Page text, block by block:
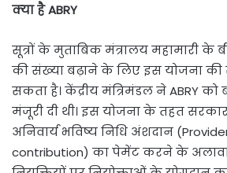
क्‍या है ABRY
सूत्रों के मुताबिक मंत्रालय महामारी के
की संख्‍या बढ़ाने के लिए इस योजना की
सकता है। केंद्रीय मंत्रिमंडल ने ABRY
मंजूरी दी थी। इस योजना के तहत
अनिवार्य भविष्य निधि अंशदान
contribution) का पेमेंट करने के